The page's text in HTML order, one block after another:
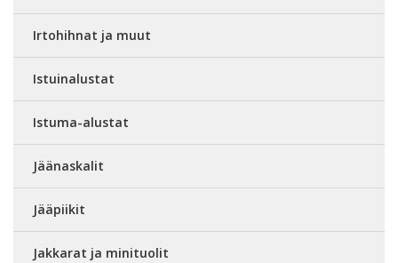
Irtohihnat ja muut
Istuinalustat
Istuma-alustat
Jäänaskalit
Jääpiikit
Jakkarat ja minituolit